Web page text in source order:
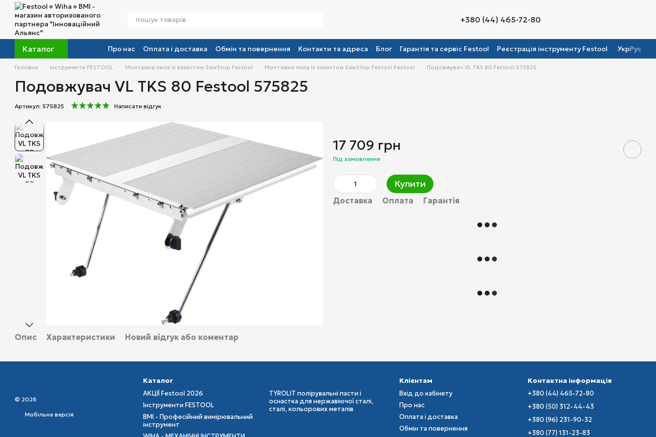
Перейти до основного контенту
+380 (44) 465-72-80
Каталог Про нас Оплата і доставка Обмін та повернення Контакти та адреса Блог Гарантія та сервіс Festool Реєстрація інструменту Festool УкрРус
Головна Інструменти FESTOOL Монтажна пила із захистом SawStop Festool Монтажна пила із захистом SawStop Festool Festool Подовжувач VL TKS 80 Festool 575825
Подовжувач VL TKS 80 Festool 575825
Артикул: 575825 Написати відгук
17 709 грн
Під замовлення
Купити
Доставка Оплата Гарантія
Опис Характеристики Новий відгук або коментар
© 2026
Мобільна версія
Каталог
АКЦІЇ Festool 2026
Інструменти FESTOOL
BMI - Професійний вимірювальний
інструмент
TYROLIT полірувальні пасти і
оснастка для нержавіючої сталі,
сталі, кольорових металів
Клієнтам
Вхід до кабінету
Про нас
Оплата і доставка
Обмін та повернення
Контактна інформація
+380 (44) 465-72-80
+380 (50) 312-44-43
+380 (96) 231-90-32
+380 (77) 131-23-83